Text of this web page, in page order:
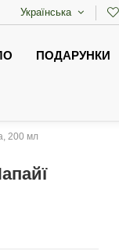
Українська
ПОДАРУНКИ
200 мл